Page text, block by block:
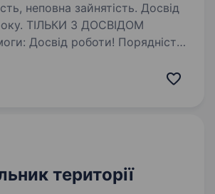
неповна зайнятість. Досвід
території